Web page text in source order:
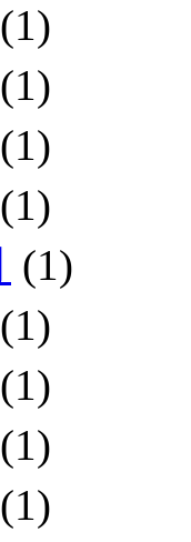
(1)
(1)
(1)
(1)
(1)
(1)
(1)
(1)
(1)